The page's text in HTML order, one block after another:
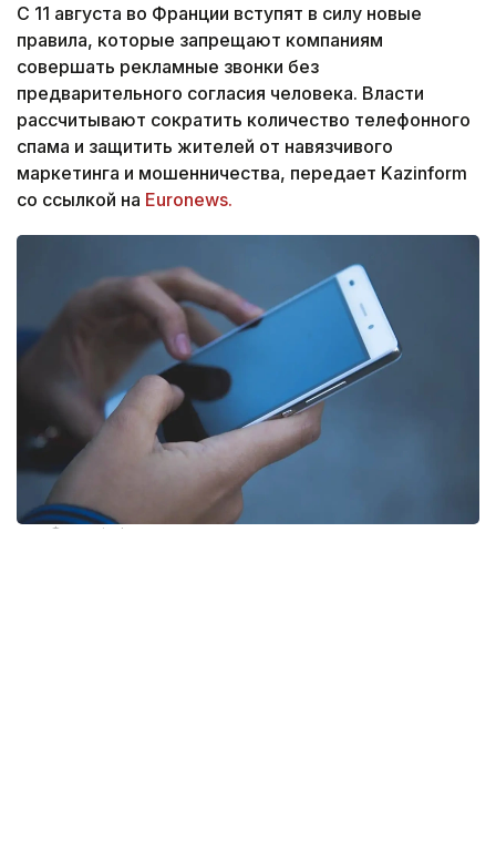
С 11 августа во Франции вступят в силу новые
правила, которые запрещают компаниям
совершать рекламные звонки без
предварительного согласия человека. Власти
рассчитывают сократить количество телефонного
спама и защитить жителей от навязчивого
маркетинга и мошенничества, передает Kazinform
со ссылкой на Euronews.
Фото: pixabay